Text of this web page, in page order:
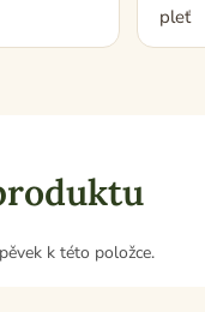
pleť
k této položce.